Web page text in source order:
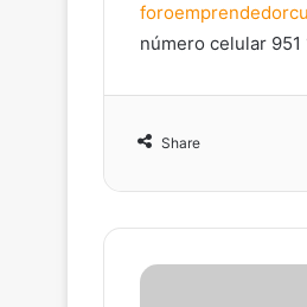
número celular
Share